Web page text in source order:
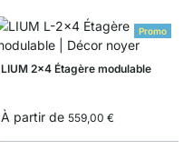
Promo
LIUM 2x4 Étagère modulable
À partir de 559,00 €